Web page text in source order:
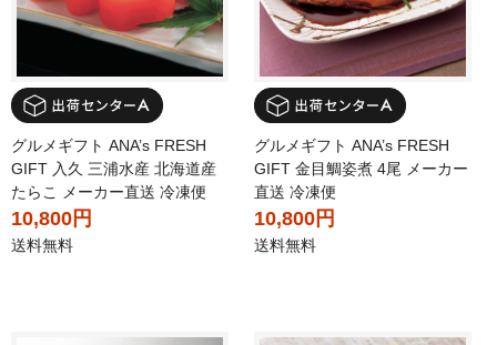
グルメギフト ANA’s FRESH
GIFT 入久 三浦水産 北海道産
たらこ メーカー直送 冷凍便
10,800円
送料無料
グルメギフト ANA’s FRESH
GIFT 金目鯛姿煮 4尾 メーカー
直送 冷凍便
10,800円
送料無料